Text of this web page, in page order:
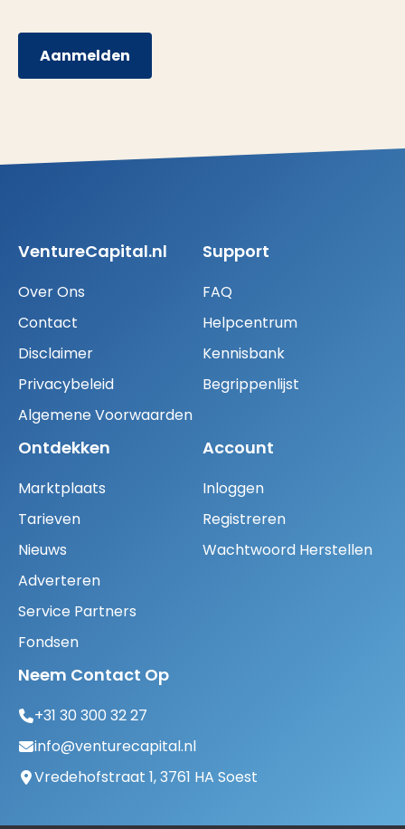
Aanmelden
VentureCapital.nl
Over Ons
Contact
Disclaimer
Privacybeleid
Algemene Voorwaarden
Support
FAQ
Helpcentrum
Kennisbank
Begrippenlijst
Ontdekken
Marktplaats
Tarieven
Nieuws
Adverteren
Service Partners
Fondsen
Account
Inloggen
Registreren
Wachtwoord Herstellen
Neem Contact Op
+31 30 300 32 27
info@venturecapital.nl
Vredehofstraat 1, 3761 HA Soest